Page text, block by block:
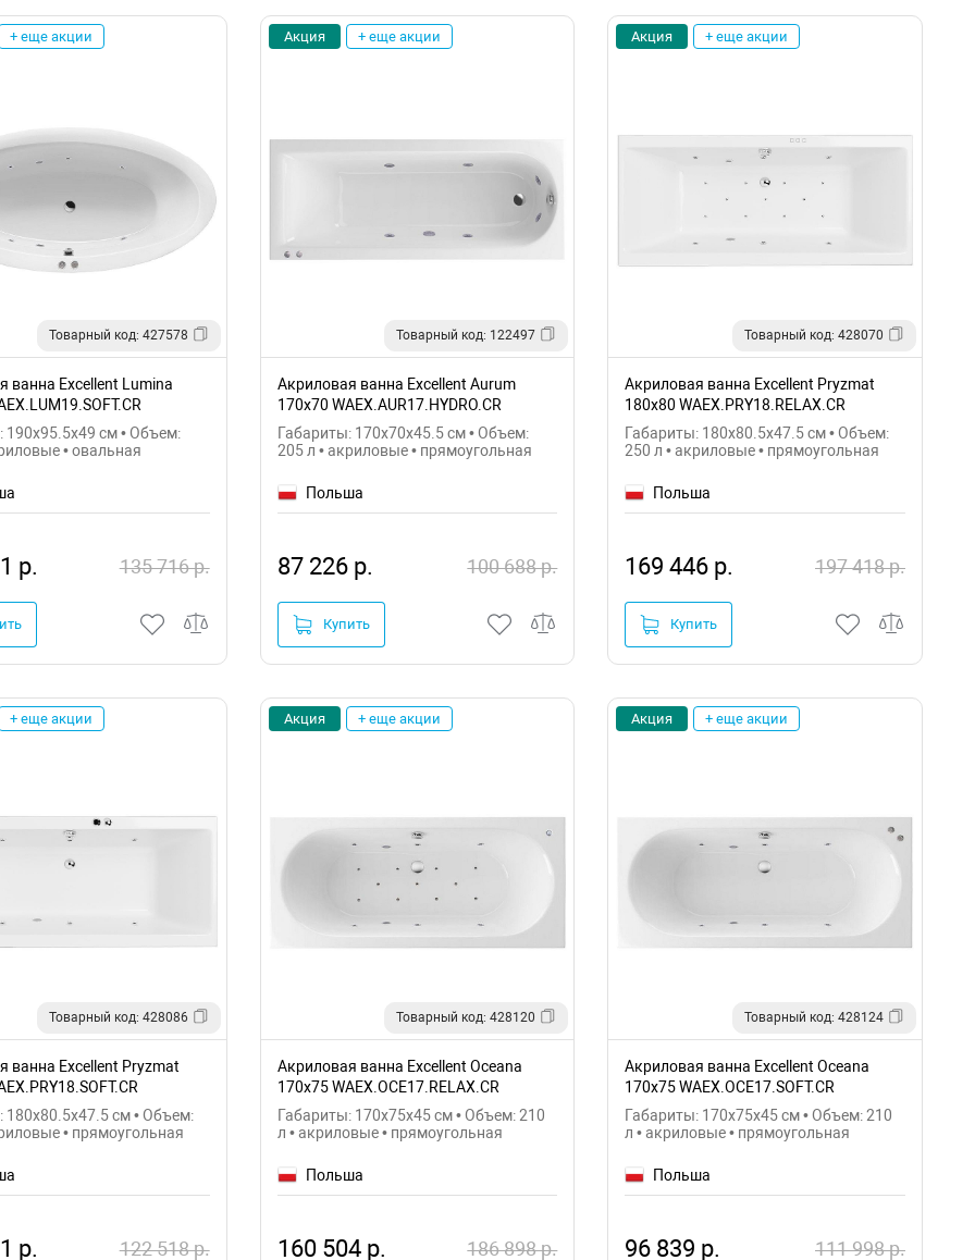
+ еще акции
Товарный код: 427578
ванна Excellent Lumina
190x95.5x49 см • Объем:
• овальная
р. 135 716 р.
Акция + еще акции
Товарный код: 122497
Акриловая ванна Excellent Aurum
170x70 WAEX.AUR17.HYDRO.CR
Габариты: 170x70x45.5 см • Объем:
205 л • акриловые • прямоугольная
Польша
87 226 р. 100 688 р.
Купить
Акция + еще акции
Товарный код: 428070
Акриловая ванна Excellent Pryzmat
180x80 WAEX.PRY18.RELAX.CR
Габариты: 180x80.5x47.5 см • Объем:
250 л • акриловые • прямоугольная
Польша
169 446 р. 197 418 р.
Купить
+ еще акции
Товарный код: 428086
ванна Excellent Pryzmat
180x80.5x47.5 см • Объем:
• прямоугольная
р. 122 518 р.
Акция + еще акции
Товарный код: 428120
Акриловая ванна Excellent Oceana
170x75 WAEX.OCE17.RELAX.CR
Габариты: 170x75x45 см • Объем: 210
л • акриловые • прямоугольная
Польша
160 504 р. 186 898 р.
Акция + еще акции
Товарный код: 428124
Акриловая ванна Excellent Oceana
170x75 WAEX.OCE17.SOFT.CR
Габариты: 170x75x45 см • Объем: 210
л • акриловые • прямоугольная
Польша
96 839 р. 111 998 р.